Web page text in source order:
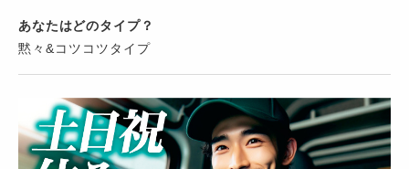
あなたはどのタイプ？
黙々&コツコツタイプ